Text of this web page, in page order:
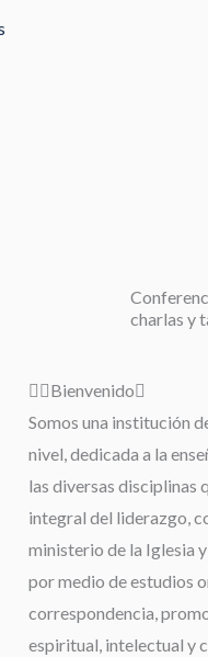
charlas y
Bienvenido
Somos una institución
nivel, dedicada a la
las diversas disciplinas
integral del liderazgo,
ministerio de la Iglesia
por medio de estudios
correspondencia,
espiritual, intelectual y